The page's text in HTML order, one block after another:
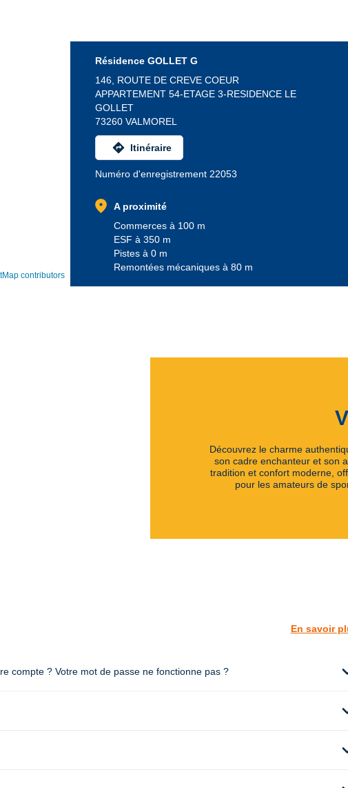
contributors
Résidence GOLLET G
146, ROUTE DE CREVE COEUR
APPARTEMENT 54-ETAGE 3-RESIDENCE LE
GOLLET
73260 VALMOREL
directions Itinéraire
Numéro d'enregistrement 22053
location_on
A proximité
Commerces à 100 m
ESF à 350 m
Pistes à 0 m
Remontées mécaniques à 80 m
Découvrez le charme
son cadre enchanteur et son
tradition et confort moderne,
pour les amateurs de
En savoir
compte ? Votre mot de passe ne fonctionne pas ?